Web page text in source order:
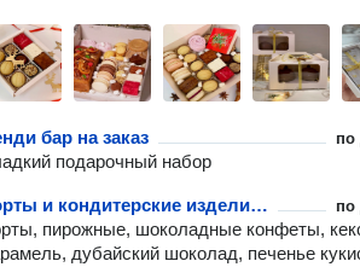
бар на заказ по
подарочный набор
Торты и кондитерские изделия на Новый год по
пирожные, шоколадные конфеты,
дубайский шоколад, печенье